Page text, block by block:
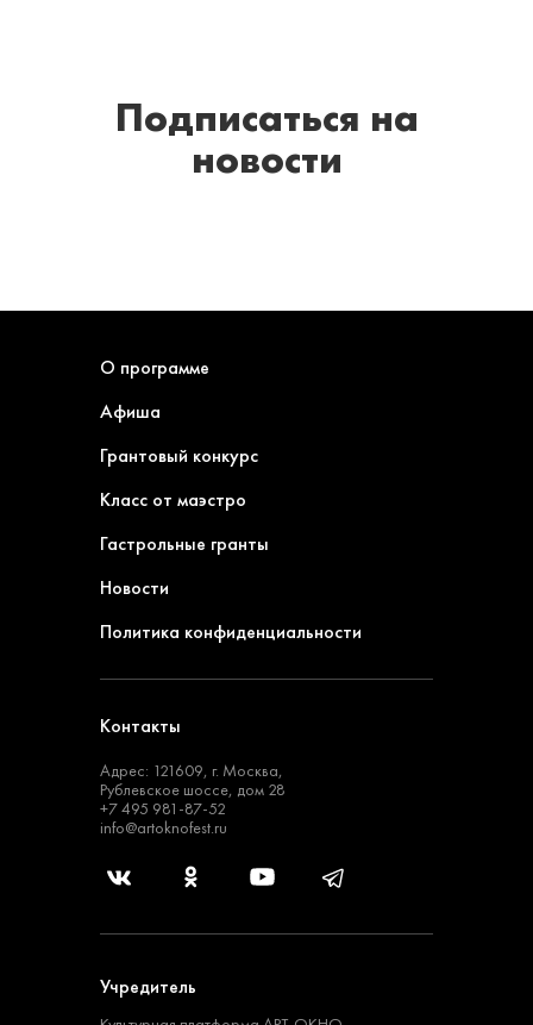
Подписаться на
новости
О программе
Афиша
Грантовый конкурс
Класс от маэстро
Гастрольные гранты
Новости
Политика конфиденциальности
Контакты
Адрес: 121609, г. Москва,
Рублевское шоссе, дом 28
+7 495 981-87-52
info@artoknofest.ru
Учредитель